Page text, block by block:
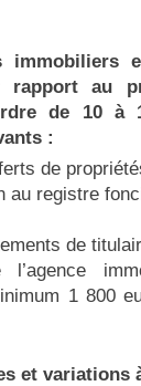
rapport au
de 10
:
de
au registre
de
1 800
et variations